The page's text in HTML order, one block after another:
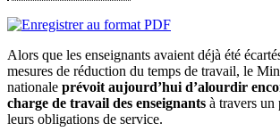
Alors que les enseignants avaient déjà été
mesures de réduction du temps de travail, le
nationale prévoit aujourd’hui d’alourdir
charge de travail des enseignants à travers un
leurs obligations de service.